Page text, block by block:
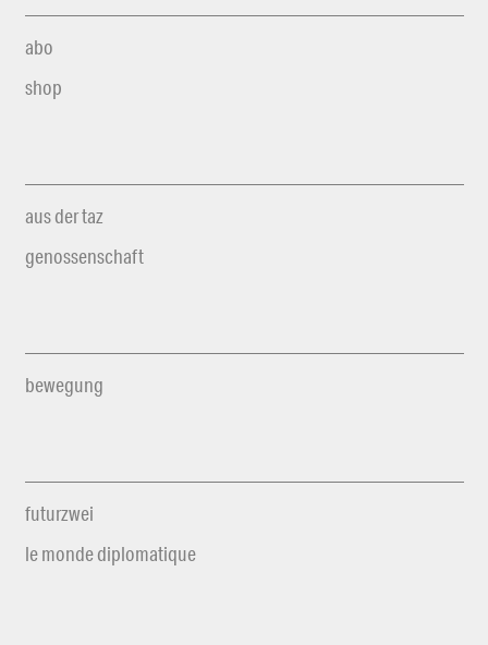
abo
shop
aus der taz
genossenschaft
bewegung
futurzwei
le monde diplomatique